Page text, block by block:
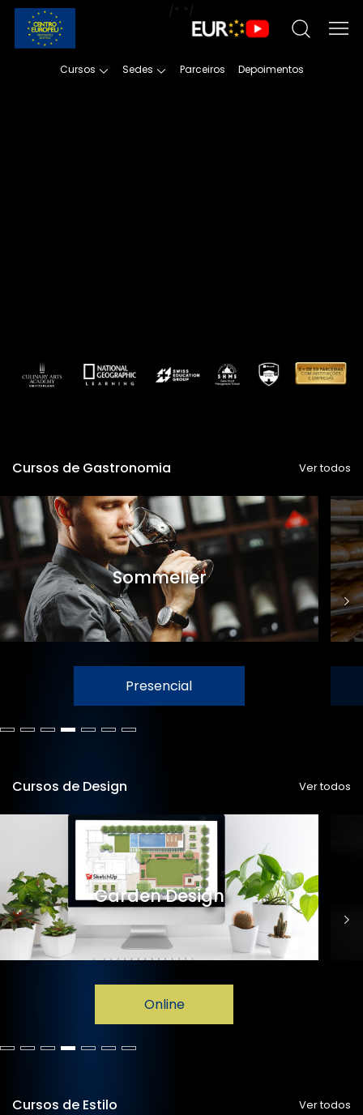
Cursos Sedes Parceiros Depoimentos
/* */
Cursos de Gastronomia Ver todos
Sommelier
Presencial
Cursos de Design Ver todos
Garden Design
Online
Cursos de Estilo Ver todos